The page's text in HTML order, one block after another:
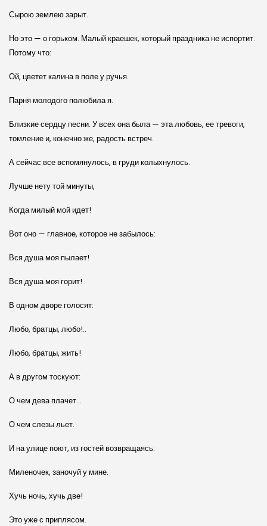
Сырою землею зарыт.
Но это — о горьком. Малый краешек, который праздника не испортит.
Потому что:
Ой, цветет калина в поле у ручья.
Парня молодого полюбила я.
Близкие сердцу песни. У всех она была — эта любовь, ее тревоги,
томление и, конечно же, радость встреч.
А сейчас все вспомянулось, в груди колыхнулось.
Лучше нету той минуты,
Когда милый мой идет!
Вот оно — главное, которое не забылось:
Вся душа моя пылает!
Вся душа моя горит!
В одном дворе голосят:
Любо, братцы, любо!..
Любо, братцы, жить!
А в другом тоскуют:
О чем дева плачет…
О чем слезы льет.
И на улице поют, из гостей возвращаясь:
Миленочек, заночуй у мине.
Хучь ночь, хучь две!
Это уже с приплясом.